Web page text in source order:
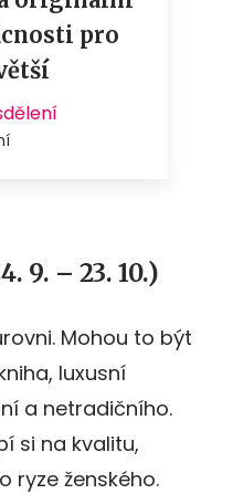
9. – 23. 10.)
Mohou to být
luxusní
a netradičního.
si na kvalitu,
ryze ženského.